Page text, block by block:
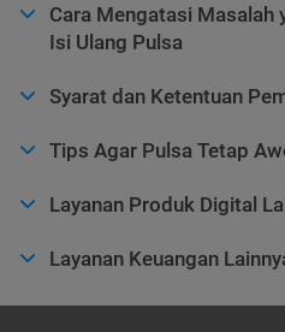
Cara Mengatasi Masalah
Isi Ulang Pulsa
Syarat dan Ketentuan
Tips Agar Pulsa Tetap
Layanan Produk Digital
Layanan Keuangan